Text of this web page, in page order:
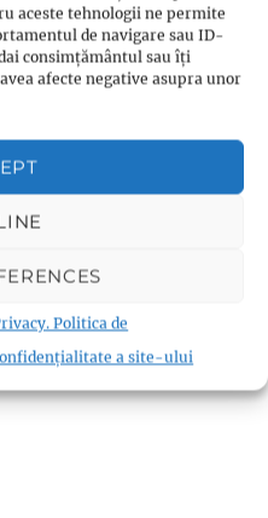
aceste tehnologii ne permite
de navigare sau ID-
consimțământul sau îți
afecte negative asupra unor
Politica de
a site-ului
(70)